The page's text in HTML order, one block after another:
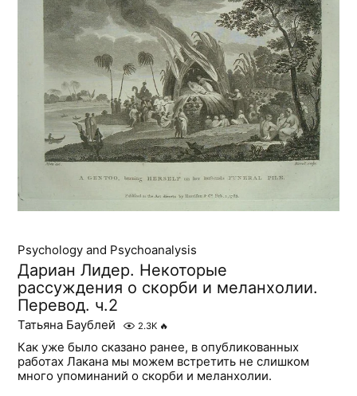
Psychology and Psychoanalysis
Дариан Лидер. Некоторые
рассуждения о скорби и меланхолии.
Перевод. ч.2
Татьяна Баублей 2.3K 🔥
Как уже было сказано ранее, в опубликованных
работах Лакана мы можем встретить не слишком
много упоминаний о скорби и меланхолии.